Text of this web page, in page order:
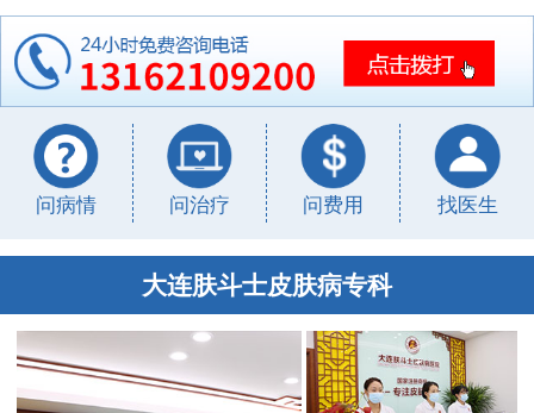
问病情 问治疗 问费用 找医生
大连肤斗士皮肤病专科